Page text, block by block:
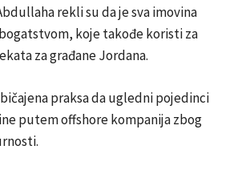
rekli su da je sva imovina
koje takođe koristi za
za građane Jordana.
praksa da ugledni pojedinci
putem offshore kompanija zbog